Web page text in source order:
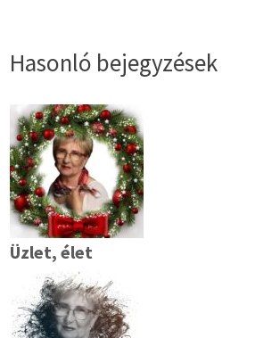
Hasonló bejegyzések
Üzlet, élet